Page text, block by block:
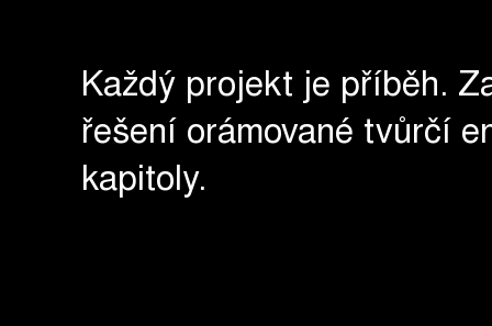
Každý projekt je příběh.
řešení orámované tvůrčí
kapitoly.